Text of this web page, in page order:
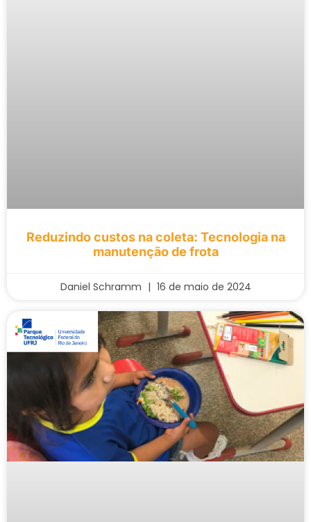
Reduzindo custos na coleta: Tecnologia na
manutenção de frota
Daniel Schramm 16 de maio de 2024